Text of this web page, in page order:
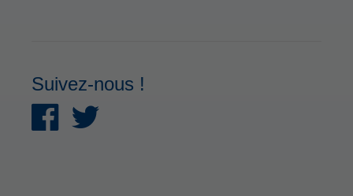
Suivez-nous !